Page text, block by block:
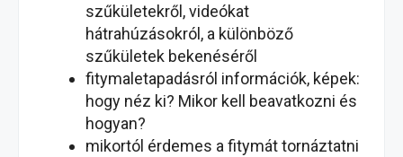
szűkületekről, videókat
hátrahúzásokról, a különböző
szűkületek bekenéséről
fitymaletapadásról információk, képek:
hogy néz ki? Mikor kell beavatkozni és
hogyan?
mikortól érdemes a fitymát tornáztatni